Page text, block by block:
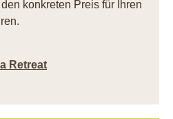
konkreten Preis für Ihren
Retreat